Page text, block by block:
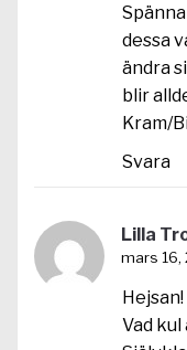
dessa
ändra
blir
Kram/
Svara
Lilla
mars 16,
Hejsan!
Vad